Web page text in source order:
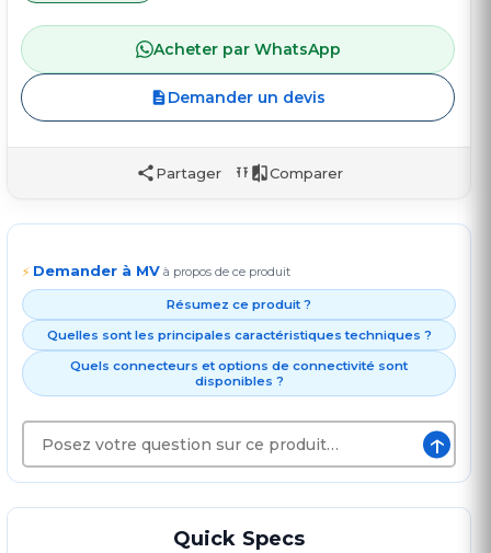
Acheter par WhatsApp
Demander un devis
Partager Comparer
⚡ Demander à MV à propos de ce produit
Résumez ce produit ?
Quelles sont les principales caractéristiques techniques ?
Quels connecteurs et options de connectivité sont
disponibles ?
↑
Quick Specs